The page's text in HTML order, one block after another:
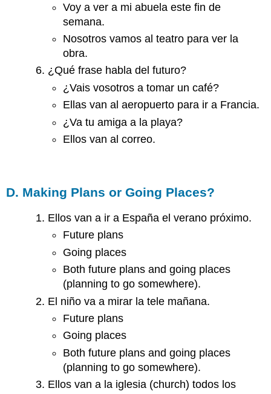
Voy a ver a mi abuela este fin de
semana.
Nosotros vamos al teatro para ver la
obra.
¿Qué frase habla del futuro?
¿Vais vosotros a tomar un café?
Ellas van al aeropuerto para ir a Francia.
¿Va tu amiga a la playa?
Ellos van al correo.
D. Making Plans or Going Places?
Ellos van a ir a España el verano próximo.
Future plans
Going places
Both future plans and going places
(planning to go somewhere).
El niño va a mirar la tele mañana.
Future plans
Going places
Both future plans and going places
(planning to go somewhere).
Ellos van a la iglesia (church) todos los